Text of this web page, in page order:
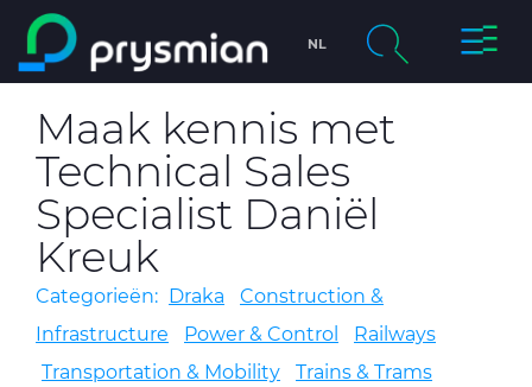
ga naar de
hoofdinhoud
NL
Zoeken
Company
Markets
Producten & Services
Draka
Carrière
Maak kennis met
Technical Sales
Specialist Daniël
Kreuk
Categorieën: Draka
Construction &
Infrastructure
Power & Control
Railways
Transportation & Mobility
Trains & Trams